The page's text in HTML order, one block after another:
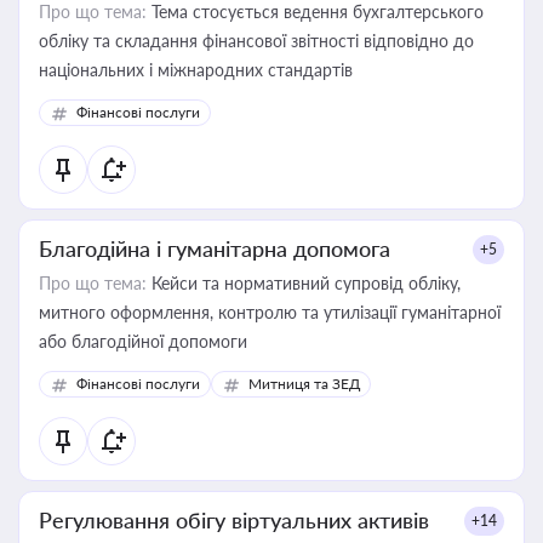
Про що тема: Тема стосується ведення бухгалтерського
обліку та складання фінансової звітності відповідно до
національних і міжнародних стандартів
Фінансові послуги
Благодійна і гуманітарна допомога +5
Про що тема: Кейси та нормативний супровід обліку,
митного оформлення, контролю та утилізації гуманітарної
або благодійної допомоги
Фінансові послуги Митниця та ЗЕД
Регулювання обігу віртуальних активів +14